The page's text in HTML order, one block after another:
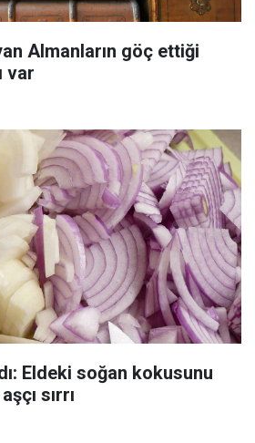
Almanların göç ettiği
var
Eldeki soğan kokusunu
sırrı